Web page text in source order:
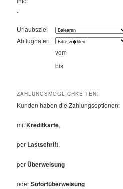
.
Urlaubsziel
Abflughafen
vom
bis
ZAHLUNGSMÖGLICHKEITEN:
Kunden haben die Zahlungsoptionen:
mitKreditkarte,
per Lastschrift,
per Überweisung
oderSofortüberweisung